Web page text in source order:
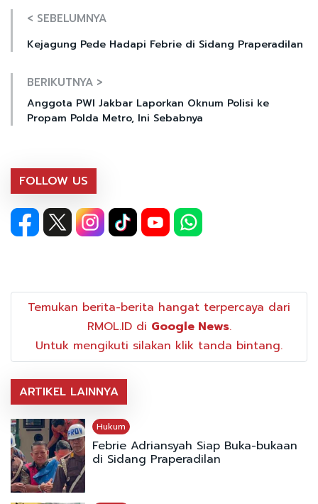
< SEBELUMNYA
Kejagung Pede Hadapi Febrie di Sidang Praperadilan
BERIKUTNYA >
Anggota PWI Jakbar Laporkan Oknum Polisi ke
Propam Polda Metro, Ini Sebabnya
FOLLOW US
Temukan berita-berita hangat terpercaya dari
RMOL.ID di Google News.
Untuk mengikuti silakan klik tanda bintang.
ARTIKEL LAINNYA
Hukum
Febrie Adriansyah Siap Buka-bukaan
di Sidang Praperadilan